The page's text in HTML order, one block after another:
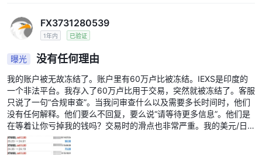
FX3731280539
1年内 已验证
曝光 没有任何理由
我的账户被无故冻结了。账户里有60万卢比被冻结。IEXS是印度的
一个非法平台。我存入了60万卢比用于交易，突然就被冻结了。客服
只说了一句“合规审查”。当我问审查什么以及需要多长时间时，他们
没有任何解释。他们要么不回复，要么说“请等待更多信息”。他们是
在等着让你亏掉我的钱吗？交易时的滑点也非常严重。我的美元/日
元止损设在141.5，但在平仓前却滑到了142.8。130点的滑点导致我
损失了27万卢比。客服却说这是“正常现象”。我怎么能亏这么多钱？